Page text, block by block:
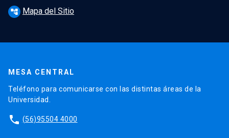
account_tree Mapa del Sitio
MESA CENTRAL
Teléfono para comunicarse con las distintas áreas de la
Universidad.
phone (56)95504 4000